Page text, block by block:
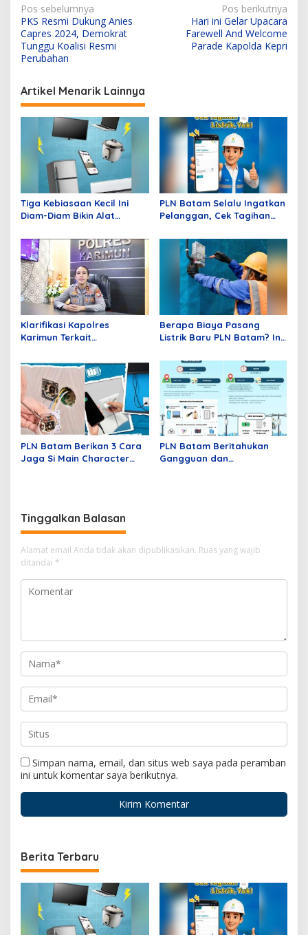
N
a
v
g
a
i
o
s
Pos sebelumnya
PKS Resmi Dukung Anies
Capres 2024, Demokrat
Tunggu Koalisi Resmi
Perubahan
Pos berikutnya
Hari ini Gelar Upacara
Farewell And Welcome
Parade Kapolda Kepri
Artikel Menarik Lainnya
Tiga Kebiasaan Kecil Ini
Diam-Diam Bikin Alat
PLN Batam Berikan Tips
Mengatasinya
PLN Batam Selalu Ingatkan
Pelanggan, Cek Tagihan
Klarifikasi Kapolres
Karimun Terkait
Tangkap Lepas Tersangka
Penyelewengan BBM
Subsidi di Kundur
Berapa Biaya Pasang
Listrik Baru PLN Batam? Ini
PLN Batam Berikan 3 Cara
Jaga Si Main Character
PLN Batam Beritahukan
Gangguan dan
Tinggalkan Balasan
Alamat email Anda tidak akan dipublikasikan. Ruas yang wajib
ditandai *
Simpan nama, email, dan situs web saya pada peramban
ini untuk komentar saya berikutnya.
Berita Terbaru